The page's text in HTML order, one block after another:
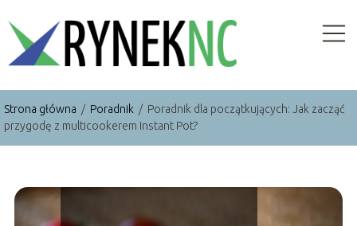
Strona główna / Poradnik / Poradnik dla początkujących: Jak zacząć
przygodę z multicookerem Instant Pot?